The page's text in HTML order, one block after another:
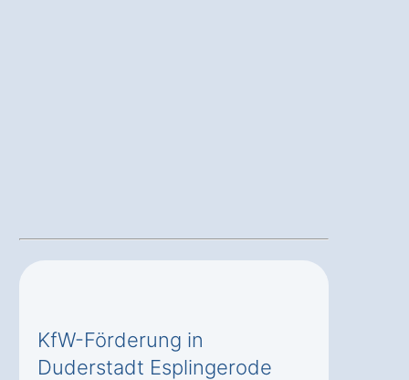
KfW-Förderung in
Duderstadt Esplingerode